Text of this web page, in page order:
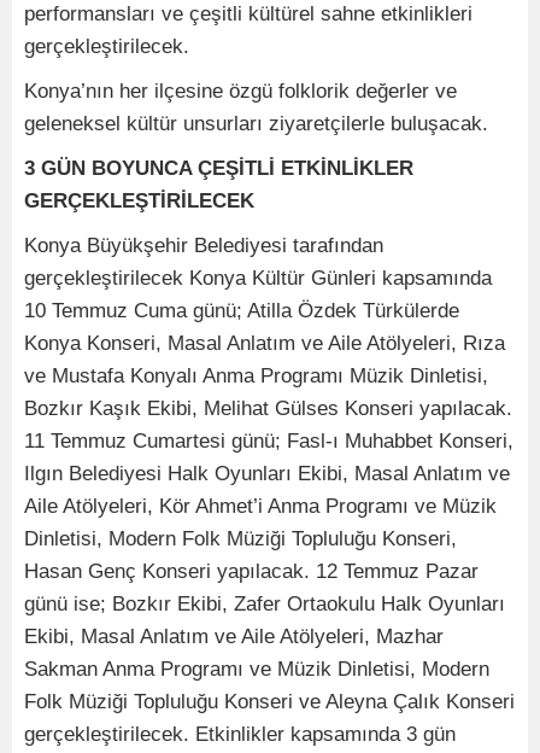
performansları ve çeşitli kültürel sahne etkinlikleri
gerçekleştirilecek.
Konya’nın her ilçesine özgü folklorik değerler ve
geleneksel kültür unsurları ziyaretçilerle buluşacak.
3 GÜN BOYUNCA ÇEŞİTLİ ETKİNLİKLER
GERÇEKLEŞTİRİLECEK
Konya Büyükşehir Belediyesi tarafından
gerçekleştirilecek Konya Kültür Günleri kapsamında
10 Temmuz Cuma günü; Atilla Özdek Türkülerde
Konya Konseri, Masal Anlatım ve Aile Atölyeleri, Rıza
ve Mustafa Konyalı Anma Programı Müzik Dinletisi,
Bozkır Kaşık Ekibi, Melihat Gülses Konseri yapılacak.
11 Temmuz Cumartesi günü; Fasl-ı Muhabbet Konseri,
Ilgın Belediyesi Halk Oyunları Ekibi, Masal Anlatım ve
Aile Atölyeleri, Kör Ahmet’i Anma Programı ve Müzik
Dinletisi, Modern Folk Müziği Topluluğu Konseri,
Hasan Genç Konseri yapılacak. 12 Temmuz Pazar
günü ise; Bozkır Ekibi, Zafer Ortaokulu Halk Oyunları
Ekibi, Masal Anlatım ve Aile Atölyeleri, Mazhar
Sakman Anma Programı ve Müzik Dinletisi, Modern
Folk Müziği Topluluğu Konseri ve Aleyna Çalık Konseri
gerçekleştirilecek. Etkinlikler kapsamında 3 gün